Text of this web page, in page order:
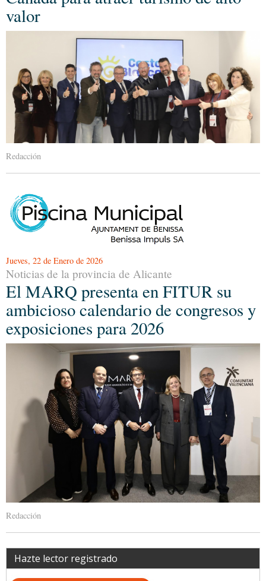
valor
Redacción
Jueves, 22 de Enero de 2026
Noticias de la provincia de Alicante
El MARQ presenta en FITUR su
ambicioso calendario de congresos y
exposiciones para 2026
Redacción
Hazte lector registrado